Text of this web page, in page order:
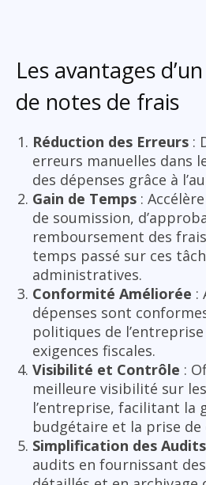
Les avantages
de notes de frais
Réduction des Erreurs :
erreurs manuelles dans
des dépenses grâce à
Gain de Temps :
de soumission,
remboursement des
temps passé sur ces
administratives.
Conformité Améliorée :
dépenses sont
politiques de
exigences fiscales.
Visibilité et Contrôle :
meilleure visibilité sur
l’entreprise, facilitant la
budgétaire et la prise de
Simplification des Audits
audits en fournissant